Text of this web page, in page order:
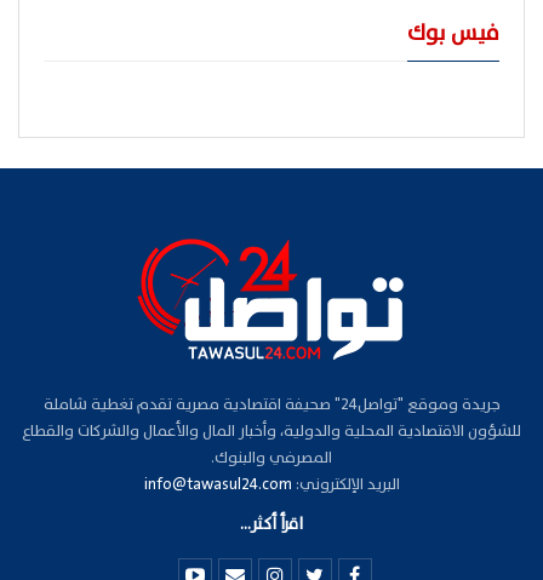
فيس بوك
جريدة وموقع "تواصل24" صحيفة اقتصادية مصرية تقدم تغطية شاملة
للشؤون الاقتصادية المحلية والدولية، وأخبار المال والأعمال والشركات والقطاع
المصرفي والبنوك.
البريد الإلكتروني: info@tawasul24.com
اقرأ أكثر...